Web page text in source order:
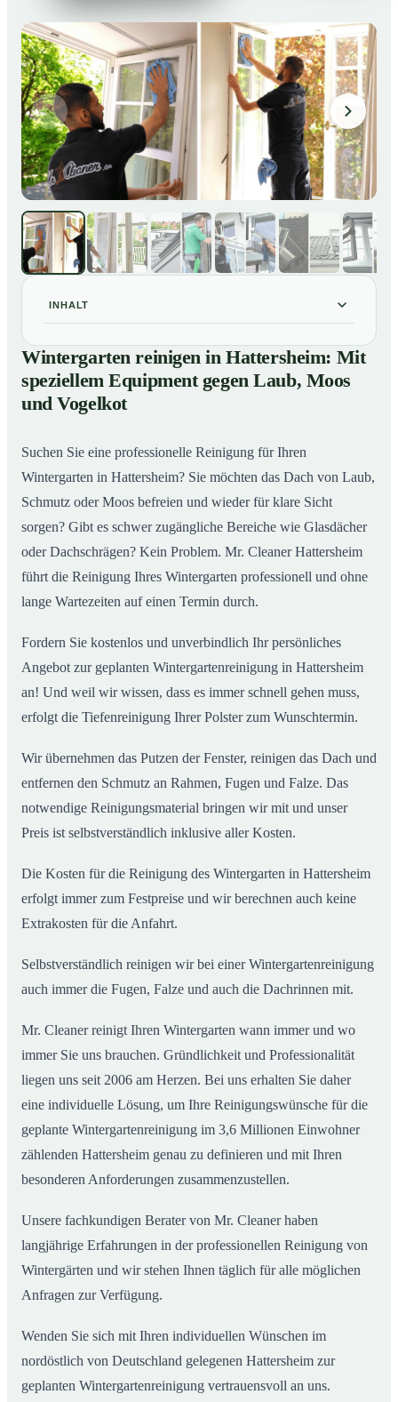
INHALT
Wintergarten reinigen in Hattersheim: Mit speziellem
Equipment gegen Laub, Moos und Vogelkot
02 So läuft eine professionelle Reinigung eines
Wintergarten in Hattersheim ab
Wintergarten reinigen in Hattersheim: Mit
speziellem Equipment gegen Laub, Moos
und Vogelkot
Suchen Sie eine professionelle Reinigung für Ihren
Wintergarten in Hattersheim? Sie möchten das Dach von Laub,
Schmutz oder Moos befreien und wieder für klare Sicht
sorgen? Gibt es schwer zugängliche Bereiche wie Glasdächer
oder Dachschrägen? Kein Problem. Mr. Cleaner Hattersheim
führt die Reinigung Ihres Wintergarten professionell und ohne
lange Wartezeiten auf einen Termin durch.
Fordern Sie kostenlos und unverbindlich Ihr persönliches
Angebot zur geplanten Wintergartenreinigung in Hattersheim
an! Und weil wir wissen, dass es immer schnell gehen muss,
erfolgt die Tiefenreinigung Ihrer Polster zum Wunschtermin.
Wir übernehmen das Putzen der Fenster, reinigen das Dach und
entfernen den Schmutz an Rahmen, Fugen und Falze. Das
notwendige Reinigungsmaterial bringen wir mit und unser
Preis ist selbstverständlich inklusive aller Kosten.
Die Kosten für die Reinigung des Wintergarten in Hattersheim
erfolgt immer zum Festpreise und wir berechnen auch keine
Extrakosten für die Anfahrt.
Selbstverständlich reinigen wir bei einer Wintergartenreinigung
auch immer die Fugen, Falze und auch die Dachrinnen mit.
Mr. Cleaner reinigt Ihren Wintergarten wann immer und wo
immer Sie uns brauchen. Gründlichkeit und Professionalität
liegen uns seit 2006 am Herzen. Bei uns erhalten Sie daher
eine individuelle Lösung, um Ihre Reinigungswünsche für die
geplante Wintergartenreinigung im 3,6 Millionen Einwohner
zählenden Hattersheim genau zu definieren und mit Ihren
besonderen Anforderungen zusammenzustellen.
Unsere fachkundigen Berater von Mr. Cleaner haben
langjährige Erfahrungen in der professionellen Reinigung von
Wintergärten und wir stehen Ihnen täglich für alle möglichen
Anfragen zur Verfügung.
Wenden Sie sich mit Ihren individuellen Wünschen im
nordöstlich von Deutschland gelegenen Hattersheim zur
geplanten Wintergartenreinigung vertrauensvoll an uns.